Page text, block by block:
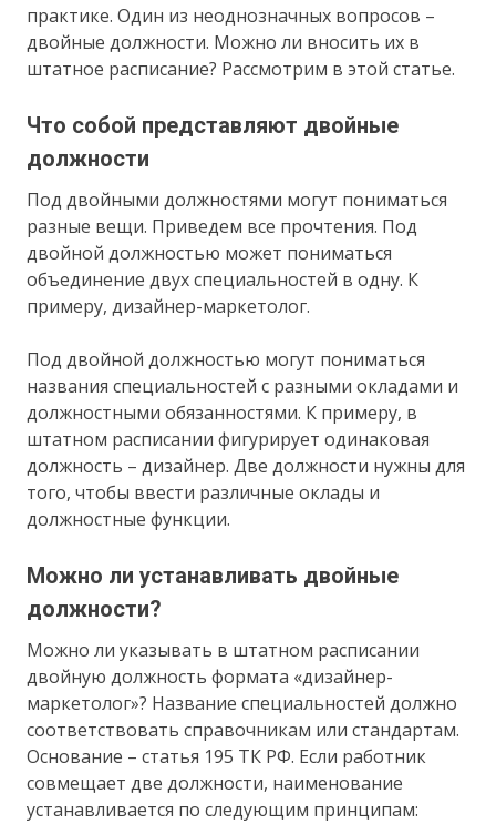
практике. Один из неоднозначных вопросов –
двойные должности. Можно ли вносить их в
штатное расписание? Рассмотрим в этой статье.
Что собой представляют двойные
должности
Под двойными должностями могут пониматься
разные вещи. Приведем все прочтения. Под
двойной должностью может пониматься
объединение двух специальностей в одну. К
примеру, дизайнер-маркетолог.
Под двойной должностью могут пониматься
названия специальностей с разными окладами и
должностными обязанностями. К примеру, в
штатном расписании фигурирует одинаковая
должность – дизайнер. Две должности нужны для
того, чтобы ввести различные оклады и
должностные функции.
Можно ли устанавливать двойные
должности?
Можно ли указывать в штатном расписании
двойную должность формата «дизайнер-
маркетолог»? Название специальностей должно
соответствовать справочникам или стандартам.
Основание – статья 195 ТК РФ. Если работник
совмещает две должности, наименование
устанавливается по следующим принципам: